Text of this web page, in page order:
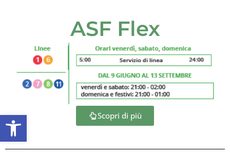
Apri la barra degli strumenti
ASF Flex
Scopri di più